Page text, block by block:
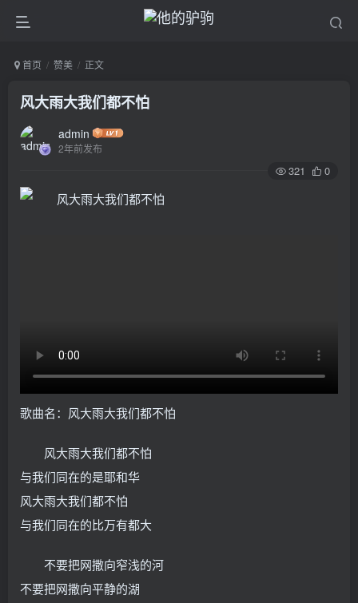
首页 赞美 正文
风大雨大我们都不怕
admin
2年前发布
321 0
歌曲名：风大雨大我们都不怕
风大雨大我们都不怕
与我们同在的是耶和华
风大雨大我们都不怕
与我们同在的比万有都大
不要把网撒向窄浅的河
不要把网撒向平静的湖